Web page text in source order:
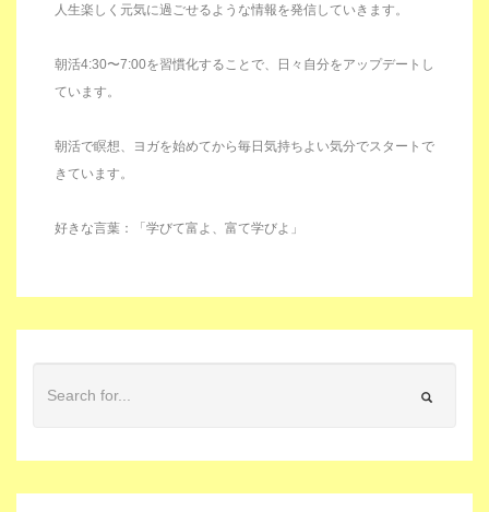
人生楽しく元気に過ごせるような情報を発信していきます。
朝活4:30〜7:00を習慣化することで、日々自分をアップデートし
ています。
朝活で瞑想、ヨガを始めてから毎日気持ちよい気分でスタートで
きています。
好きな言葉：「学びて富よ、富て学びよ」